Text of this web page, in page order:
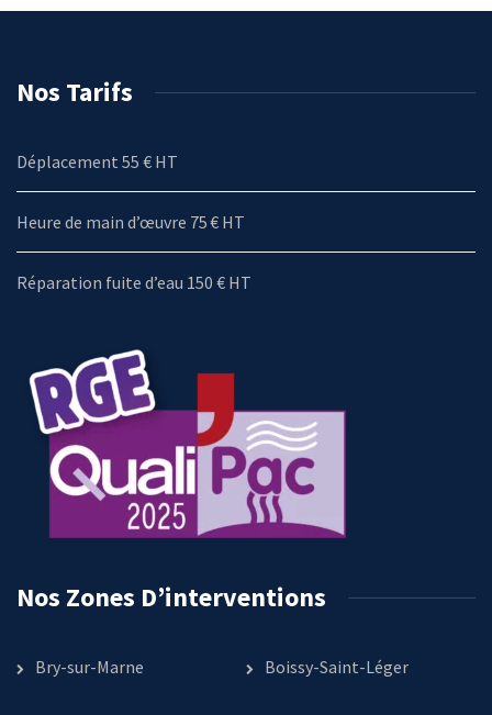
Nos Tarifs
Déplacement 55 € HT
Heure de main d’œuvre 75 € HT
Réparation fuite d’eau 150 € HT
Nos Zones D’interventions
Bry-sur-Marne Boissy-Saint-Léger